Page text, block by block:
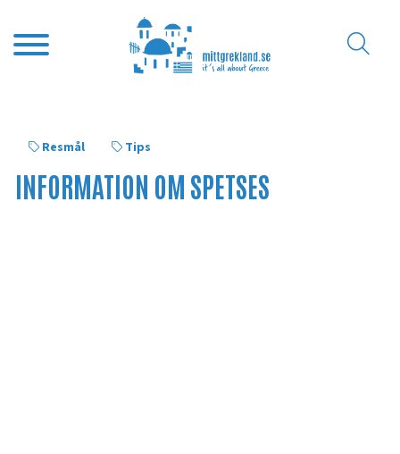
Resmål Tips
INFORMATION OM SPETSES